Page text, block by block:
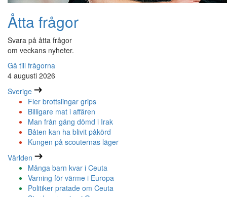
Åtta frågor
Svara på åtta frågor
om veckans nyheter.
Gå till frågorna
4 augusti 2026
Sverige
Fler brottslingar grips
Billigare mat i affären
Man från gäng dömd i Irak
Båten kan ha blivit påkörd
Kungen på scouternas läger
Världen
Många barn kvar i Ceuta
Varning för värme i Europa
Politiker pratade om Ceuta